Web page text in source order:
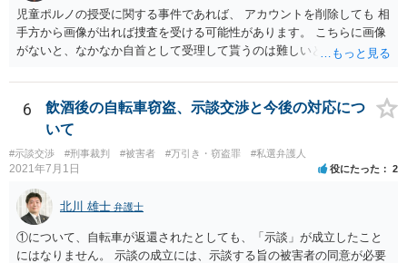
児童ポルノの授受に関する事件であれば、 アカウントを削除しても 相
手方から画像が出れば捜査を受ける可能性があります。 こちらに画像
がないと、なかなか自首として受理して貰うのは難しいと思います
と、相手方からの捜査が来たときに、逮捕の必要性が少なくなるとい
う効果が得られることがあって、実際に相手方からの捜査が及んだけ
れど、逮捕されなかった事例もあります。
6
飲酒後の自転車窃盗、示談交渉と今後の対応につ
いて
#示談交渉 #刑事裁判 #被害者 #万引き・窃盗罪 #私選弁護人
2021年7月1日 役にたった 2
北川 雄士 弁護士
①について、自転車が返還されたとしても、「示談」が成立したこと
にはなりません。 示談の成立には、示談する旨の被害者の同意が必要